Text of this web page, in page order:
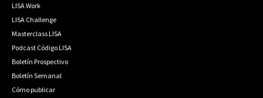
LISA Work
LISA Challenge
Masterclass LISA
Podcast Código LISA
Boletín Prospectivo
Boletín Semanal
Cómo publicar